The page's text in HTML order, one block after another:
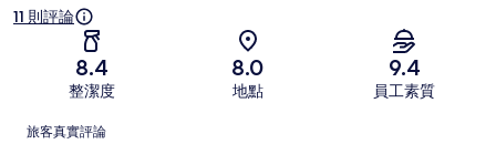
11 則評論
8.4
整潔度
8.0
地點
9.4
員工素質
評
旅客真實評論